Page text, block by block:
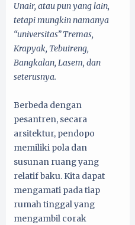
Unair, atau pun yang lain,
tetapi mungkin namanya
“universitas” Tremas,
Krapyak, Tebuireng,
Bangkalan, Lasem, dan
seterusnya.
Berbeda dengan
pesantren, secara
arsitektur, pendopo
memiliki pola dan
susunan ruang yang
relatif baku. Kita dapat
mengamati pada tiap
rumah tinggal yang
mengambil corak